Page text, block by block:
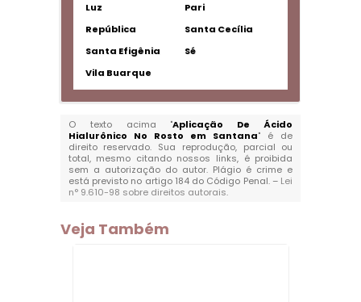
Luz
Pari
República
Santa Cecília
Santa Efigênia
Sé
Vila Buarque
O texto acima "Aplicação De Ácido
Hialurônico No Rosto em Santana" é de
direito reservado. Sua reprodução, parcial ou
total, mesmo citando nossos links, é proibida
sem a autorização do autor. Plágio é crime e
está previsto no artigo 184 do Código Penal. – Lei
n° 9.610-98 sobre direitos autorais.
Veja Também